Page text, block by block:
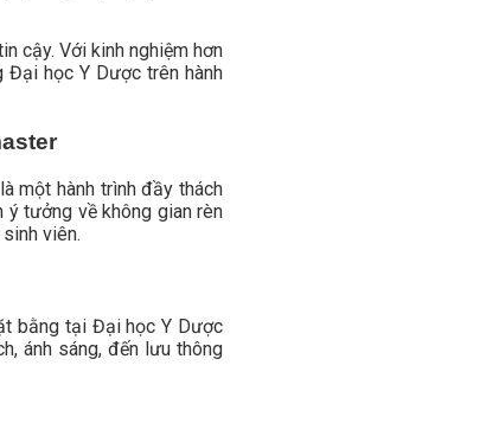
cậy. Với kinh nghiệm hơn
Đại học Y Dược trên hành
một hành trình đầy thách
ý tưởng về không gian rèn
viên.
bằng tại Đại học Y Dược
ánh sáng, đến lưu thông